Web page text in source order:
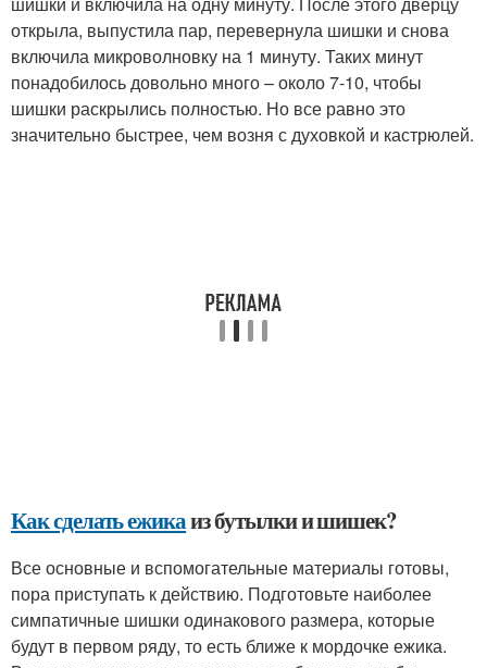
открыла, выпустила пар, перевернула шишки и снова
включила микроволновку на 1 минуту. Таких минут
понадобилось довольно много – около 7-10, чтобы
шишки раскрылись полностью. Но все равно это
значительно быстрее, чем возня с духовкой и кастрюлей.
Как сделать ежикаиз бутылки и шишек?
Все основные и вспомогательные материалы готовы,
пора приступать к действию. Подготовьте наиболее
симпатичные шишки одинакового размера, которые
будут в первом ряду, то есть ближе к мордочке ежика.